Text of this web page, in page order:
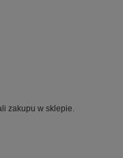
zakupu w sklepie.